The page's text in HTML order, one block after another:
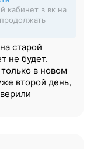
кабинет в вк на
старой
не будет.
в новом
второй день,